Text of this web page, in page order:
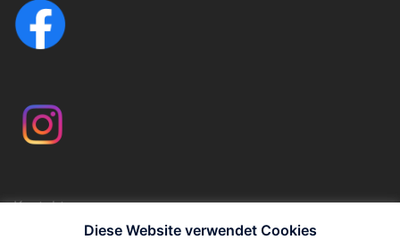
Kontakt
ImpressumDiese Website verwendet Cookies